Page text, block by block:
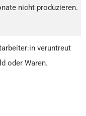
nicht produzieren.
veruntreut
oder Waren.